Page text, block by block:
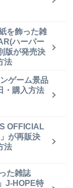
を飾った雑
ハーパー
版が発売決
法
ゲーム景品
・購入方法
OFFICIAL
が再販決
法
た雑誌
J-HOPE特